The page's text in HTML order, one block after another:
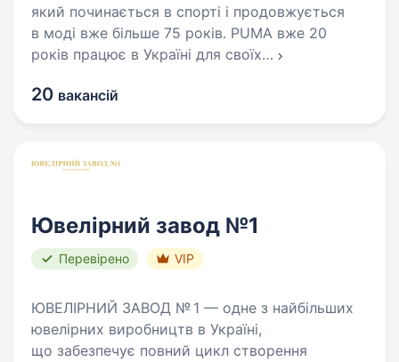
який починається в спорті і продовжується
в моді вже більше 75 років. PUMA вже 20
років працює в Україні для своїх…
20 вакансій
Ювелірний завод №1
Перевірено VIP
ЮВЕЛІРНИЙ ЗАВОД № 1 — одне з найбільших
ювелірних виробництв в Україні,
що забезпечує повний цикл створення